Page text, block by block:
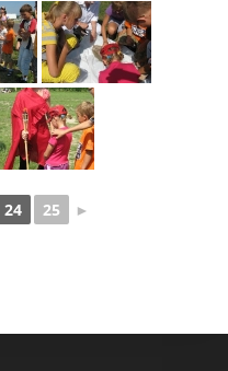
24 25 ►